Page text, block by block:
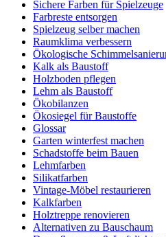
Sichere Farben für Spielzeuge
Farbreste entsorgen
Spielzeug selber machen
Raumklima verbessern
Ökologische
Kalk als Baustoff
Holzboden pflegen
Lehm als Baustoff
Ökobilanzen
Ökosiegel für Baustoffe
Glossar
Garten winterfest machen
Schadstoffe beim Bauen
Lehmfarben
Silikatfarben
Vintage-Möbel restaurieren
Kalkfarben
Holztreppe renovieren
Alternativen zu Bauschaum